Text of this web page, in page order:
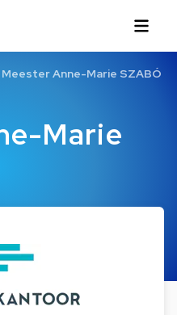
Marie
Meester Anne-Marie SZABÓ